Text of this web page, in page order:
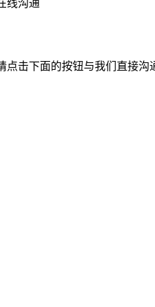
线沟通
点击下面的按钮与我们直接沟